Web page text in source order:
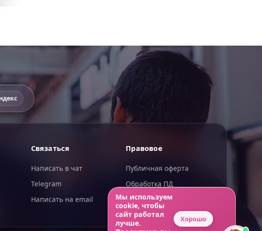
Связаться
Написать в чат
Telegram
Написать на email
Правовое
Публичная оферта
Обработка ПД
Конфиденциальность
Мы используем
cookie, чтобы
сайт работал
лучше.
Хорошо